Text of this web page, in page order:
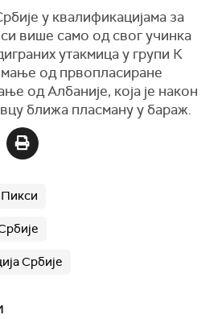
у квалификацијама за
више само од свог учинка
утакмица у групи К
од првопласиране
од Албаније, која је након
ближа пласману у бараж.
Србије